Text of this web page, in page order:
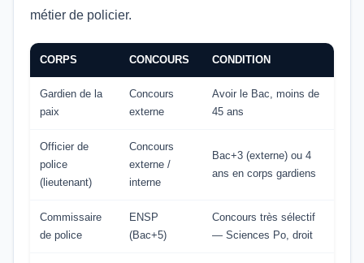
métier de policier.
CORPS CONCOURS CONDITION
Gardien de la
paix
Concours
externe
Avoir le Bac, moins de
45 ans
Officier de
police
(lieutenant)
Concours
externe /
interne
Bac+3 (externe) ou 4
ans en corps gardiens
Commissaire
de police
ENSP
(Bac+5)
Concours très sélectif
— Sciences Po, droit